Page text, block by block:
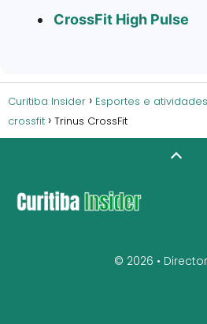
CrossFit High Pulse
Curitiba Insider Esportes e
crossfit
Trinus CrossFit
© 2026 •